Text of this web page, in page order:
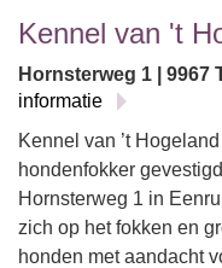
Kennel van 't
Hornsterweg 1 | 9967
informatie
Kennel van ’t
hondenfokker
Hornsterweg 1 in
zich op het fokken en
honden met aandacht